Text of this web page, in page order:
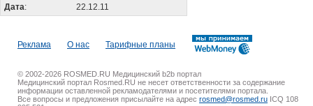
Дата: 22.12.11
Реклама О нас Тарифные планы
© 2002-2026 ROSMED.RU Медицинский b2b портал
Медицинский портал Rosmed.RU не несет ответственности за содержание
информации оставленной рекламодателями и посетителями портала.
Все вопросы и предложения присылайте на адрес rosmed@rosmed.ru ICQ 108